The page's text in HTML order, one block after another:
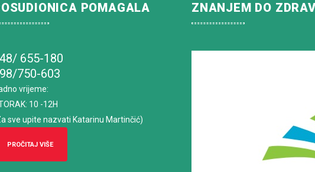
POMAGALA
655-180
750-603
vrijeme:
10 -12H
sve upite nazvati Katarinu Martinčić)
PROČITAJ VIŠE
ZNANJEM DO